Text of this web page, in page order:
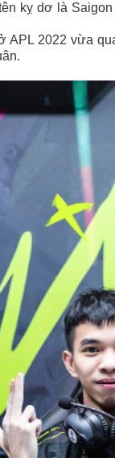
kỵ dơ là Saigon
2022 vừa